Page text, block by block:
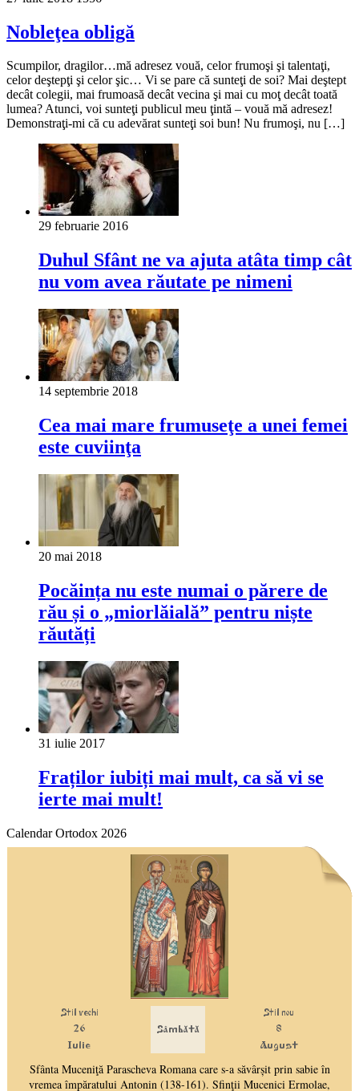
Nobleţea obligă
Scumpilor, dragilor…mă adresez vouă, celor frumoşi şi talentaţi,
celor deştepţi şi celor şic… Vi se pare că sunteţi de soi? Mai deştept
decât colegii, mai frumoasă decât vecina şi mai cu moţ decât toată
lumea? Atunci, voi sunteţi publicul meu ţintă – vouă mă adresez!
Demonstraţi-mi că cu adevărat sunteţi soi bun! Nu frumoşi, nu […]
29 februarie 2016
Duhul Sfânt ne va ajuta atâta timp cât
nu vom avea răutate pe nimeni
14 septembrie 2018
Cea mai mare frumuseţe a unei femei
este cuviinţa
20 mai 2018
Pocăința nu este numai o părere de
rău și o „miorlăială” pentru niște
răutăți
31 iulie 2017
Fraților iubiți mai mult, ca să vi se
ierte mai mult!
Calendar Ortodox 2026